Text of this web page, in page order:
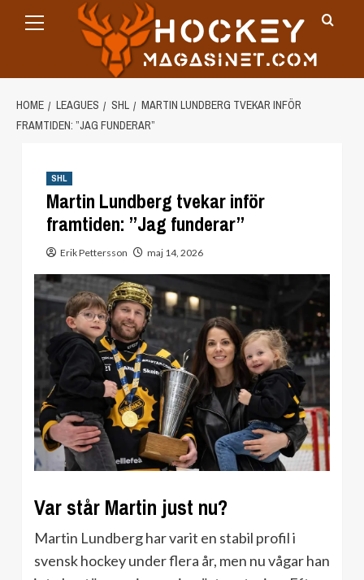
Menu
HOME LEAGUES SHL
MARTIN LUNDBERG TVEKAR INFÖR
FRAMTIDEN: ”JAG FUNDERAR”
SHL
Martin Lundberg tvekar inför
framtiden: ”Jag funderar”
Erik Pettersson maj 14, 2026
Var står Martin just nu?
Martin Lundberg har varit en stabil profil i
svensk hockey under flera år, men nu vågar han